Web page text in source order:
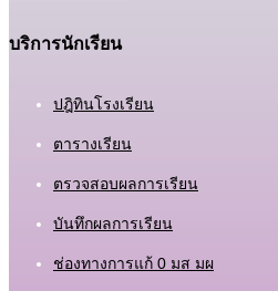
บริการนักเรียน
ปฎิทินโรงเรียน
ตารางเรียน
ตรวจสอบผลการเรียน
บันทึกผลการเรียน
ช่องทางการแก้ 0 มส มผ